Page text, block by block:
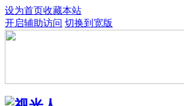
设为首页收藏本站
开启辅助访问 切换到宽版